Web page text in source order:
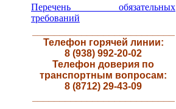
Перечень обязательных
требований
Телефон горячей линии:
8 (938) 992-20-02
Телефон доверия по
транспортным вопросам:
8 (8712) 29-43-09